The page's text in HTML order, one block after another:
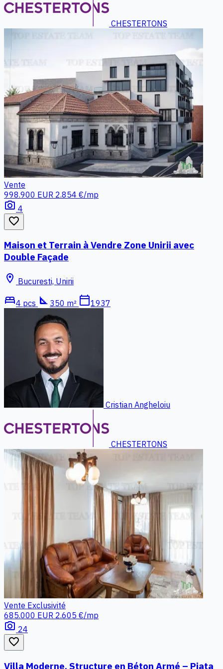
CHESTERTONS
Vente
998.900 EUR 2.854 €/mp
photo_camera 4
favorite_border
Maison et Terrain à Vendre Zone Unirii avec
Double Façade
location_on Bucuresti, Unirii
bed4 pcs square_foot 350 m² calendar_today1937
Cristian Angheloiu
CHESTERTONS
Vente Exclusivité
685.000 EUR 2.605 €/mp
photo_camera 24
favorite_border
Villa Moderne, Structure en Béton Armé – Piata